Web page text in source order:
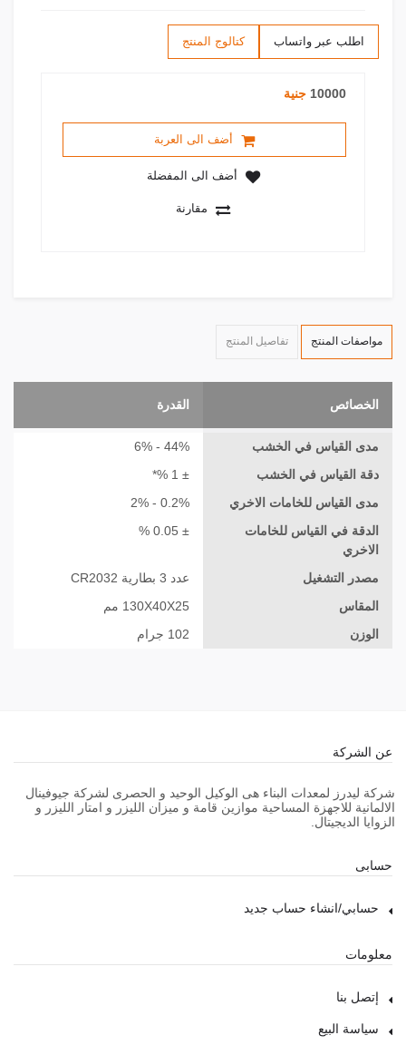
اطلب عبر واتساب كتالوج المنتج
10000 جنية
أضف الى العربة
أضف الى المفضلة
مقارنة
مواصفات المنتج تفاصيل المنتج
الخصائص القدرة
مدى القياس في الخشب
44% - 6%
دقة القياس في الخشب
± 1 %*
مدى القياس للخامات الاخري
0.2% - 2%
الدقة في القياس للخامات
الاخري
± 0.05 %
مصدر التشغيل
عدد 3 بطارية CR2032
المقاس
130X40X25 مم
الوزن
102 جرام
عن الشركة
شركة ليدرز لمعدات البناء هى الوكيل الوحيد و الحصرى لشركة جيوفينال
الالمانية للاجهزة المساحية موازين قامة و ميزان الليزر و امتار الليزر و
الزوايا الديجيتال.
حسابى
حسابي/انشاء حساب جديد
معلومات
إتصل بنا
سياسة البيع